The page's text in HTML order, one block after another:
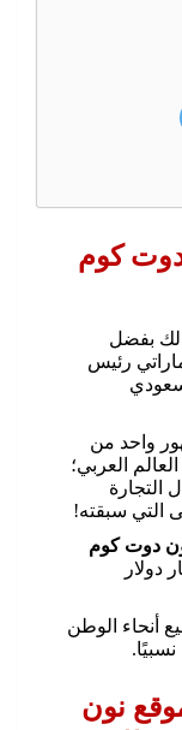
كوم
في عام 2016، وذلك بفضل
رئيس
واحد من
العربي؛
التجارة
التي سبقته!
دوت كوم
دولار
أنحاء الوطن
نون